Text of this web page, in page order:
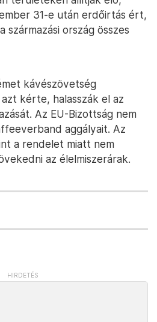
31-e után erdőirtás ért,
származási ország összes
kávészövetség
kérte, halasszák el az
Az EU-Bizottság nem
aggályait. Az
a rendelet miatt nem
az élelmiszerárak.